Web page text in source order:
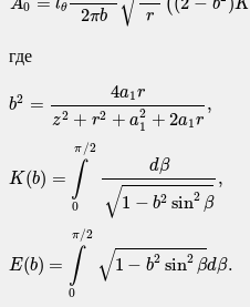
A0 lθ 2πb r
b K
где
b2 =
4a1r
z2 + r2 + a2
1 + 2a1r
,
K(b) =
π/2
∫
0
dβ
√1 − b2 sin2 β
,
E(b) =
π/2
∫
0
√1 − b2 sin2 βdβ.
r2 a